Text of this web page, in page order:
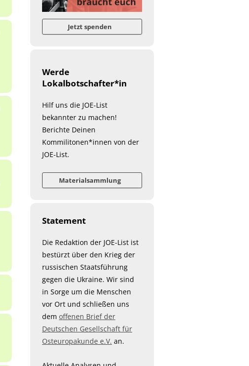
Jetzt spenden
Werde
Lokalbotschafter*in
Hilf uns die JOE-List
bekannter zu machen!
Berichte Deinen
Kommilitonen*innen von der
JOE-List.
Materialsammlung
Statement
Die Redaktion der JOE-List ist
bestürzt über den Krieg der
russischen Staatsführung
gegen die Ukraine. Wir sind
in Sorge um die Menschen
vor Ort und schließen uns
dem offenen Brief der
Deutschen Gesellschaft für
Osteuropakunde e.V. an.